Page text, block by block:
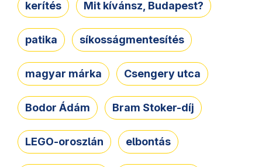
kerítés Mit kívánsz, Budapest?
patika síkosságmentesítés
magyar márka Csengery utca
Bodor Ádám Bram Stoker-díj
LEGO-oroszlán elbontás